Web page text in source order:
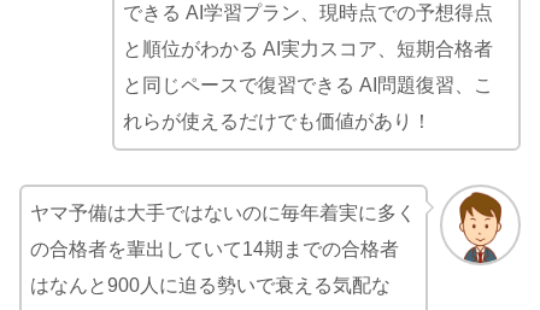
できる AI学習プラン、現時点での予想得点
と順位がわかる AI実力スコア、短期合格者
と同じペースで復習できる AI問題復習、こ
れらが使えるだけでも価値があり！
ヤマ予備は大手ではないのに毎年着実に多く
の合格者を輩出していて14期までの合格者
はなんと900人に迫る勢いで衰える気配な